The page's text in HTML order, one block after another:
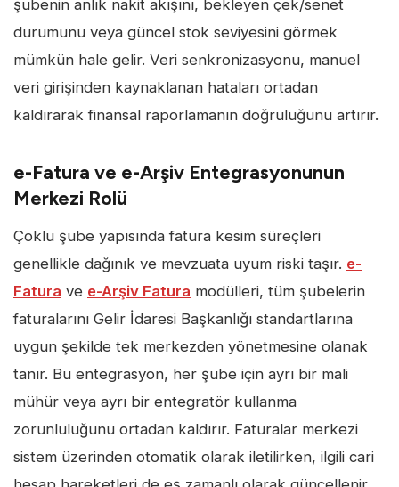
şubenin anlık nakit akışını, bekleyen çek/senet
durumunu veya güncel stok seviyesini görmek
mümkün hale gelir. Veri senkronizasyonu, manuel
veri girişinden kaynaklanan hataları ortadan
kaldırarak finansal raporlamanın doğruluğunu artırır.
e-Fatura ve e-Arşiv Entegrasyonunun
Merkezi Rolü
Çoklu şube yapısında fatura kesim süreçleri
genellikle dağınık ve mevzuata uyum riski taşır. e-
Fatura ve e-Arşiv Fatura modülleri, tüm şubelerin
faturalarını Gelir İdaresi Başkanlığı standartlarına
uygun şekilde tek merkezden yönetmesine olanak
tanır. Bu entegrasyon, her şube için ayrı bir mali
mühür veya ayrı bir entegratör kullanma
zorunluluğunu ortadan kaldırır. Faturalar merkezi
sistem üzerinden otomatik olarak iletilirken, ilgili cari